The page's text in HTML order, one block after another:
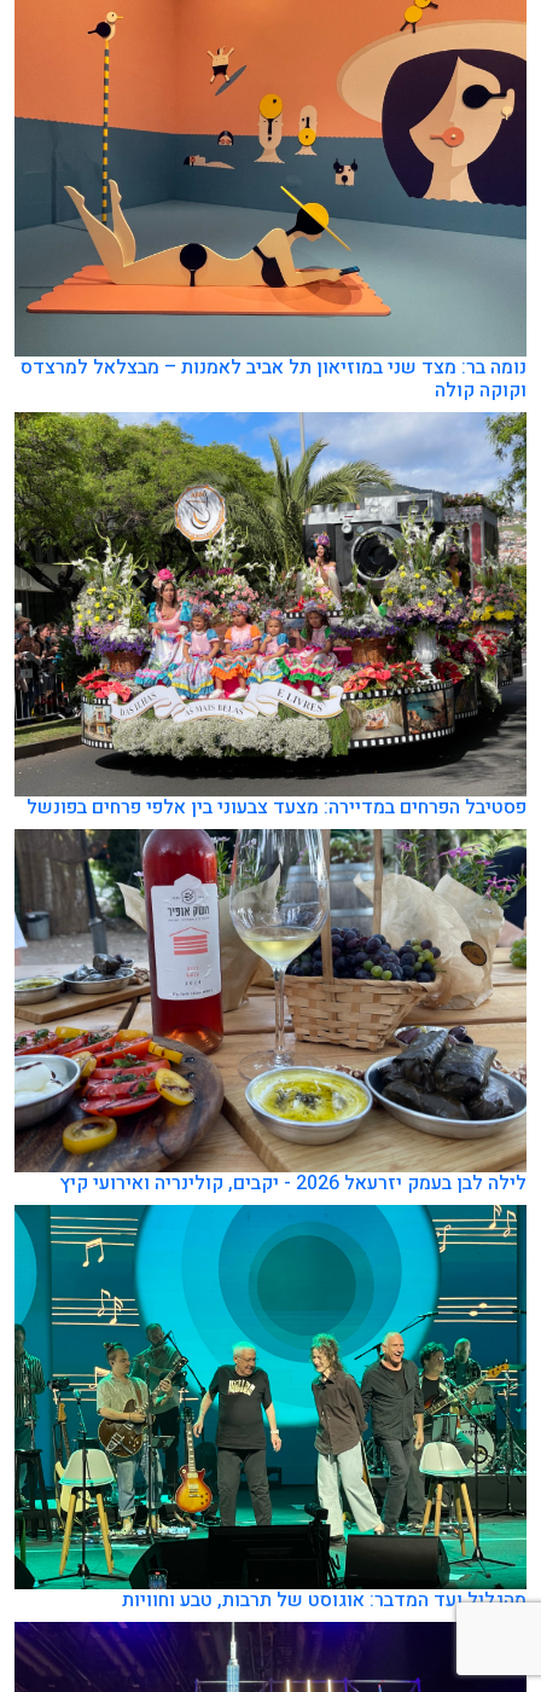
נומה בר: מצד שני במוזיאון תל אביב לאמנות – מבצלאל למרצדס
וקוקה קולה
פסטיבל הפרחים במדיירה: מצעד צבעוני בין אלפי פרחים בפונשל
לילה לבן בעמק יזרעאל 2026 - יקבים, קולינריה ואירועי קיץ
מהגליל ועד המדבר: אוגוסט של תרבות, טבע וחוויות